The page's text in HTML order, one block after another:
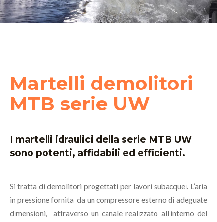
Martelli demolitori
MTB serie UW
I martelli idraulici della serie MTB UW
sono potenti, affidabili ed efficienti.
Si tratta di demolitori progettati per lavori subacquei. L’aria
in pressione fornita da un compressore esterno di adeguate
dimensioni, attraverso un canale realizzato all’interno del